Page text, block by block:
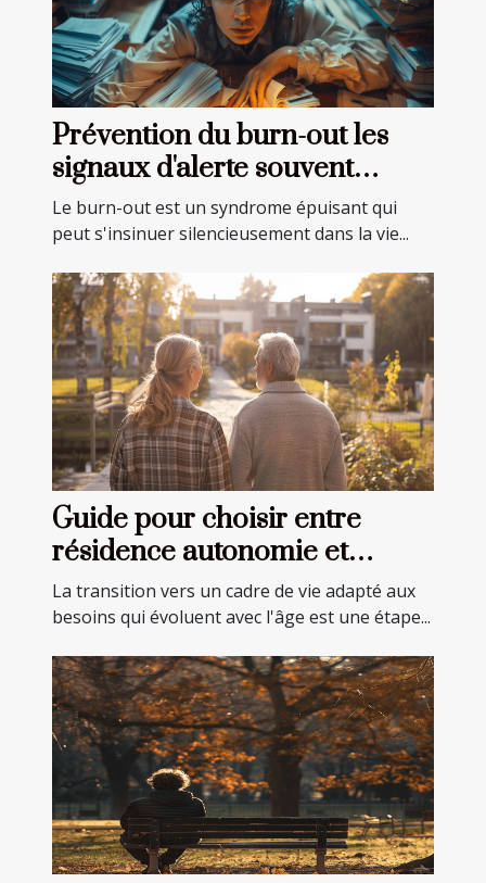
Prévention du burn-out les
signaux d'alerte souvent
ignorés
Le burn-out est un syndrome épuisant qui
peut s'insinuer silencieusement dans la vie...
Guide pour choisir entre
résidence autonomie et
EHPAD pour seniors
La transition vers un cadre de vie adapté aux
besoins qui évoluent avec l'âge est une étape...